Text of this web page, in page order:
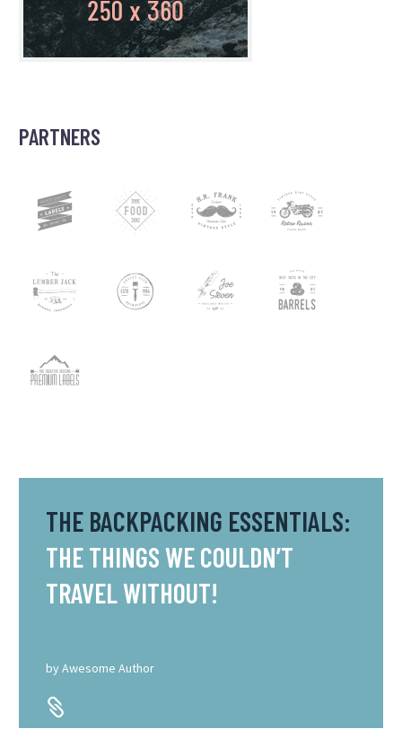
PARTNERS
THE BACKPACKING ESSENTIALS:
THE THINGS WE COULDN’T
TRAVEL WITHOUT!
byAwesome Author

